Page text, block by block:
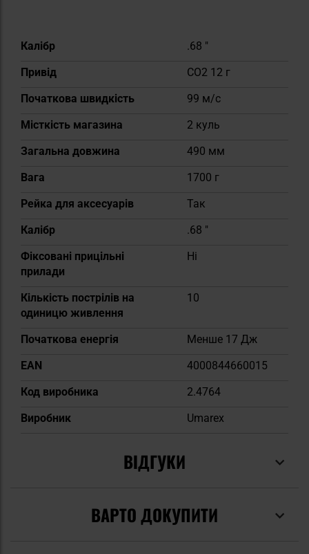
Докладніше
Калібр
.68 "
Привід
CO2 12 г
Початкова швидкість
99 м/с
Місткість магазина
2 куль
Загальна довжина
490 мм
Вага
1700 г
Рейка для аксесуарів
Так
Калібр
.68 "
Фіксовані прицільні
прилади
Ні
Кількість пострілів на
одиницю живлення
10
Початкова енергія
Менше 17 Дж
EAN
4000844660015
Код виробника
2.4764
Виробник
Umarex
ВІДГУКИ
ВАРТО ДОКУПИТИ